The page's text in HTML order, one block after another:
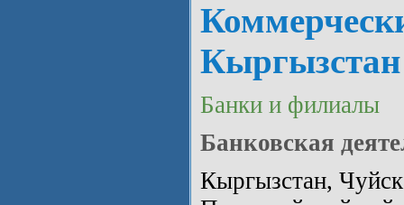
Банки и филиалы
Банковская
Кыргызстан,